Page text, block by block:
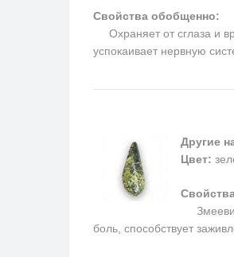
Свойства обобщенно:
Охраняет от сглаза и
успокаивает нервную
Другие
Цвет:
Змеевик
боль, способствует